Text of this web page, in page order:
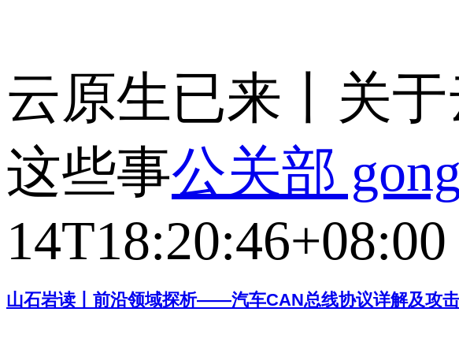
云原生已来丨关
这些事公关部
14T18:20:46+08:00
山石岩读丨前沿领域探析——汽车CAN总线协议详解及攻